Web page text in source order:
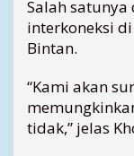
Salah
interkoneksi
Bintan.
“Kami akan
tidak,” jelas